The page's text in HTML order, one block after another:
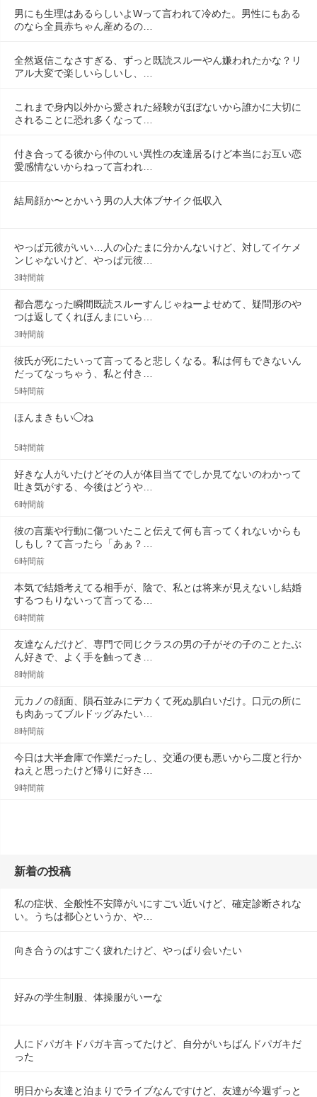
男にも生理はあるらしいよWって言われて冷めた。男性にもある
のなら全員赤ちゃん産めるの…
全然返信こなさすぎる、ずっと既読スルーやん嫌われたかな？リ
アル大変で楽しいらしいし、…
これまで身内以外から愛された経験がほぼないから誰かに大切に
されることに恐れ多くなって…
付き合ってる彼から仲のいい異性の友達居るけど本当にお互い恋
愛感情ないからねって言われ…
結局顔か〜とかいう男の人大体ブサイク低収入
やっぱ元彼がいい…人の心たまに分かんないけど、対してイケメ
ンじゃないけど、やっぱ元彼…
3時間前
都合悪なった瞬間既読スルーすんじゃねーよせめて、疑問形のや
つは返してくれほんまにいら…
3時間前
彼氏が死にたいって言ってると悲しくなる。私は何もできないん
だってなっちゃう、私と付き…
5時間前
ほんまきもい◯ね
5時間前
好きな人がいたけどその人が体目当てでしか見てないのわかって
吐き気がする、今後はどうや…
6時間前
彼の言葉や行動に傷ついたこと伝えて何も言ってくれないからも
しもし？て言ったら「あぁ？…
6時間前
本気で結婚考えてる相手が、陰で、私とは将来が見えないし結婚
するつもりないって言ってる…
6時間前
友達なんだけど、専門で同じクラスの男の子がその子のことたぶ
ん好きで、よく手を触ってき…
8時間前
元カノの顔面、隕石並みにデカくて死ぬ肌白いだけ。口元の所に
も肉あってブルドッグみたい…
8時間前
今日は大半倉庫で作業だったし、交通の便も悪いから二度と行か
ねえと思ったけど帰りに好き…
9時間前
新着の投稿
私の症状、全般性不安障がいにすごい近いけど、確定診断されな
い。うちは都心というか、や…
向き合うのはすごく疲れたけど、やっぱり会いたい
好みの学生制服、体操服がいーな
人にドパガキドパガキ言ってたけど、自分がいちばんドパガキだ
った
明日から友達と泊まりでライブなんですけど、友達が今週ずっと